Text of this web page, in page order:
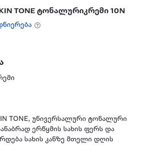
TONE ტონალურიკრემი 10N
TONE, უნივერსალური ტონალური
ერწყმის სახის ფერს და
სახის კანზე მთელი დღის